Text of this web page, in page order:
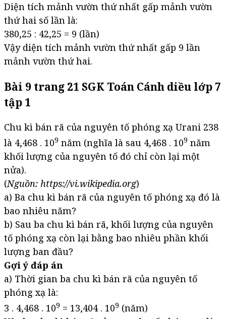
Diện tích mảnh vườn thứ nhất gấp mảnh vườn
thứ hai số lần là:
380,25 : 42,25 = 9 (lần)
Vậy diện tích mảnh vườn thứ nhất gấp 9 lần
mảnh vườn thứ hai.
Bài 9 trang 21 SGK Toán Cánh diều lớp 7
tập 1
Chu kì bán rã của nguyên tố phóng xạ Urani 238
là 4,468 . 109 năm (nghĩa là sau 4,468 . 109 năm
khối lượng của nguyên tố đó chỉ còn lại một
nửa).
(Nguồn: https://vi.wikipedia.org)
a) Ba chu kì bán rã của nguyên tố phóng xạ đó là
bao nhiêu năm?
b) Sau ba chu kì bán rã, khối lượng của nguyên
tố phóng xạ còn lại bằng bao nhiêu phần khối
lượng ban đầu?
Gợi ý đáp án
a) Thời gian ba chu kì bán rã của nguyên tố
phóng xạ là:
3 . 4,468 . 109 = 13,404 . 109 (năm)